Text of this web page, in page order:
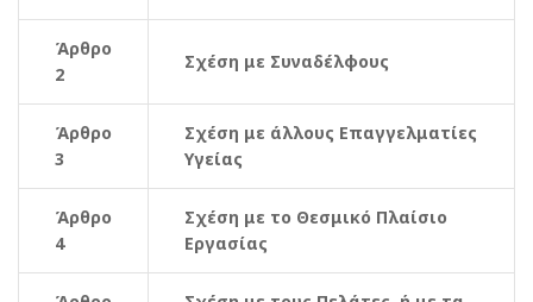
Άρθρο
2
Σχέση με Συναδέλφους
Άρθρο
3
Σχέση με άλλους Επαγγελματίες
Υγείας
Άρθρο
4
Σχέση με το Θεσμικό Πλαίσιο
Εργασίας